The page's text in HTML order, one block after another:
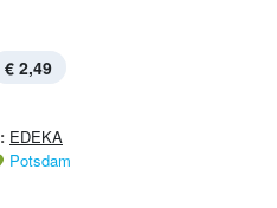
€ 2,49
EDEKA
Potsdam